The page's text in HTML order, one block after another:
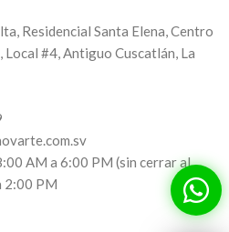
Residencial Santa Elena, Centro
#4, Antiguo Cuscatlán, La
AM a 6:00 PM (sin cerrar al
2:00 PM